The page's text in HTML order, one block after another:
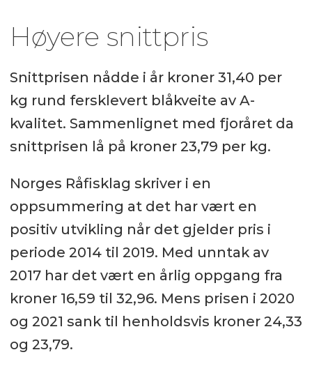
Høyere snittpris
Snittprisen nådde i år kroner 31,40 per
kg rund fersklevert blåkveite av A-
kvalitet. Sammenlignet med fjoråret da
snittprisen lå på kroner 23,79 per kg.
Norges Råfisklag skriver i en
oppsummering at det har vært en
positiv utvikling når det gjelder pris i
periode 2014 til 2019. Med unntak av
2017 har det vært en årlig oppgang fra
kroner 16,59 til 32,96. Mens prisen i 2020
og 2021 sank til henholdsvis kroner 24,33
og 23,79.